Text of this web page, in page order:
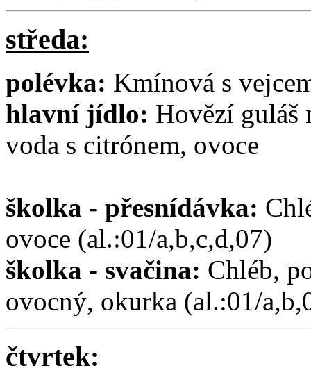
středa:
polévka: Kmínová s
hlavní jídlo: Hovězí guláš
voda s citrónem, ovoce
školka - přesnídávka:
ovoce (al.:01/a,b,c,d,07)
školka - svačina: Chléb,
ovocný, okurka (al.:01/
čtvrtek: